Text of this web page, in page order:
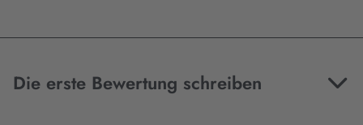
Die erste Bewertung schreiben